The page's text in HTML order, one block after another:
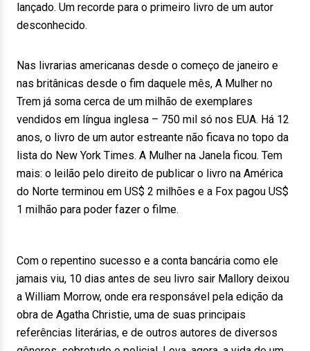
lançado. Um recorde para o primeiro livro de um autor
desconhecido.
Nas livrarias americanas desde o começo de janeiro e
nas britânicas desde o fim daquele mês, A Mulher no
Trem já soma cerca de um milhão de exemplares
vendidos em língua inglesa – 750 mil só nos EUA. Há 12
anos, o livro de um autor estreante não ficava no topo da
lista do New York Times. A Mulher na Janela ficou. Tem
mais: o leilão pelo direito de publicar o livro na América
do Norte terminou em US$ 2 milhões e a Fox pagou US$
1 milhão para poder fazer o filme.
Com o repentino sucesso e a conta bancária como ele
jamais viu, 10 dias antes de seu livro sair Mallory deixou
a William Morrow, onde era responsável pela edição da
obra de Agatha Christie, uma de suas principais
referências literárias, e de outros autores de diversos